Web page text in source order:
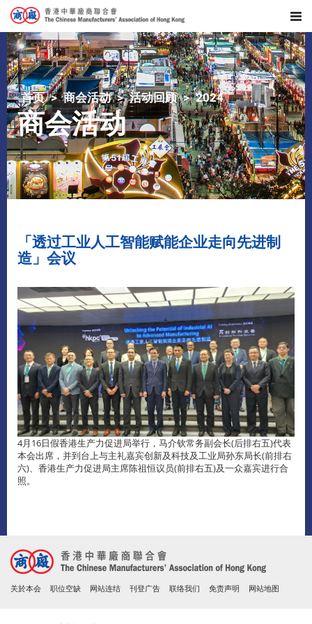
首页 商会活动 活动回顾 2024
商会活动
「透过工业人工智能赋能企业走向先进制
造」会议
4月16日假香港生产力促进局举行，马介钦常务副会长(后排右五)代表
本会出席，并到台上与主礼嘉宾创新及科技及工业局孙东局长(前排右
六)、香港生产力促进局主席陈祖恒议员(前排右五)及一众嘉宾进行合
照。
关於本会 职位空缺 网站连结 刊登广告 联络我们 免责声明 网站地图